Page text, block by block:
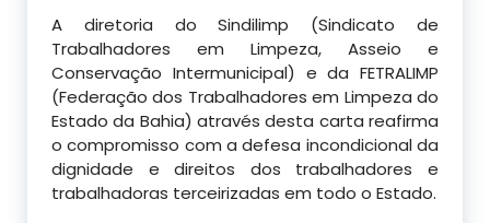
A diretoria do Sindilimp (Sindicato de
Trabalhadores em Limpeza, Asseio e
Conservação Intermunicipal) e da FETRALIMP
(Federação dos Trabalhadores em Limpeza do
Estado da Bahia) através desta carta reafirma
o compromisso com a defesa incondicional da
dignidade e direitos dos trabalhadores e
trabalhadoras terceirizadas em todo o Estado.